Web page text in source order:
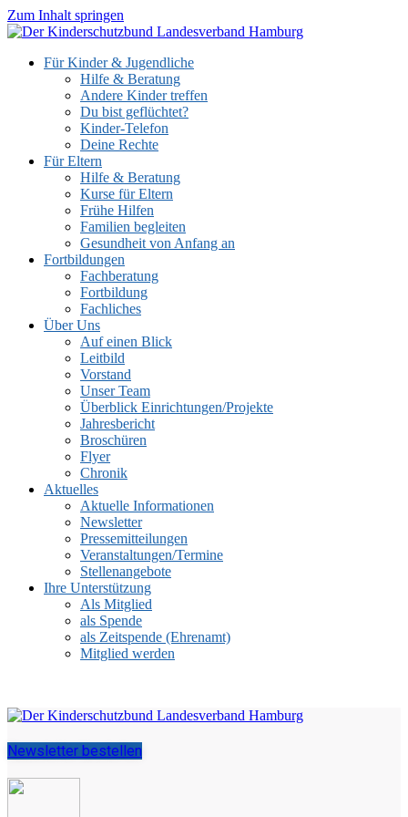
Zum Inhalt springen
Für Kinder & Jugendliche
Hilfe & Beratung
Andere Kinder treffen
Du bist geflüchtet?
Kinder-Telefon
Deine Rechte
Für Eltern
Hilfe & Beratung
Kurse für Eltern
Frühe Hilfen
Familien begleiten
Gesundheit von Anfang an
Fortbildungen
Fachberatung
Fortbildung
Fachliches
Über Uns
Auf einen Blick
Leitbild
Vorstand
Unser Team
Überblick Einrichtungen/Projekte
Jahresbericht
Broschüren
Flyer
Chronik
Aktuelles
Aktuelle Informationen
Newsletter
Pressemitteilungen
Veranstaltungen/Termine
Stellenangebote
Ihre Unterstützung
Als Mitglied
als Spende
als Zeitspende (Ehrenamt)
Mitglied werden
Newsletter bestellen